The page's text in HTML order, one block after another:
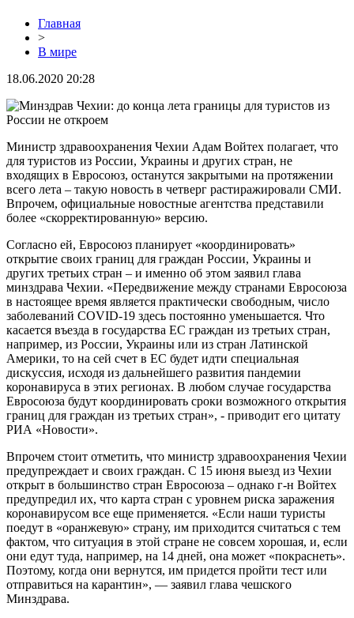
Главная
>
В мире
18.06.2020 20:28
Министр здравоохранения Чехии Адам Войтех полагает, что
для туристов из России, Украины и других стран, не
входящих в Евросоюз, останутся закрытыми на протяжении
всего лета – такую новость в четверг растиражировали СМИ.
Впрочем, официальные новостные агентства представили
более «скорректированную» версию.
Согласно ей, Евросоюз планирует «координировать»
открытие своих границ для граждан России, Украины и
других третьих стран – и именно об этом заявил глава
минздрава Чехии. «Передвижение между странами Евросоюза
в настоящее время является практически свободным, число
заболеваний COVID-19 здесь постоянно уменьшается. Что
касается въезда в государства ЕС граждан из третьих стран,
например, из России, Украины или из стран Латинской
Америки, то на сей счет в ЕС будет идти специальная
дискуссия, исходя из дальнейшего развития пандемии
коронавируса в этих регионах. В любом случае государства
Евросоюза будут координировать сроки возможного открытия
границ для граждан из третьих стран», - приводит его цитату
РИА «Новости».
Впрочем стоит отметить, что министр здравоохранения Чехии
предупреждает и своих граждан. С 15 июня выезд из Чехии
открыт в большинство стран Евросоюза – однако г-н Войтех
предупредил их, что карта стран с уровнем риска заражения
коронавирусом все еще применяется. «Если наши туристы
поедут в «оранжевую» страну, им приходится считаться с тем
фактом, что ситуация в этой стране не совсем хорошая, и, если
они едут туда, например, на 14 дней, она может «покраснеть».
Поэтому, когда они вернутся, им придется пройти тест или
отправиться на карантин», — заявил глава чешского
Минздрава.